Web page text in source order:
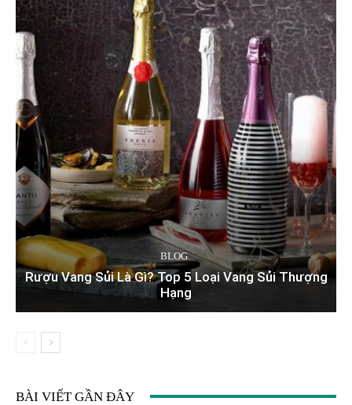
BLOG
Rượu Vang Sủi Là Gì? Top 5 Loại Vang Sủi Thượng
Hạng
BÀI VIẾT GẦN ĐÂY